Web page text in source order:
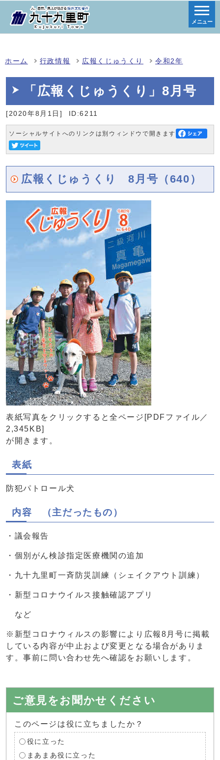
メニュー
ホーム 行政情報 広報くじゅうくり 令和2年
「広報くじゅうくり」8月号
[2020年8月1日] ID:6211
ソーシャルサイトへのリンクは別ウィンドウで開きます
広報くじゅうくり 8月号（640）
表紙写真をクリックすると全ページ[PDFファイル／
2,345KB]
が開きます。
表紙
防犯パトロール犬
内容 （主だったもの）
・議会報告
・個別がん検診指定医療機関の追加
・九十九里町一斉防災訓練（シェイクアウト訓練）
・新型コロナウイルス接触確認アプリ
など
※新型コロナウィルスの影響により広報8月号に掲載
している内容が中止および変更となる場合がありま
す。事前に問い合わせ先へ確認をお願いします。
ご意見をお聞かせください
このページは役に立ちましたか？
役に立った
まあまあ役に立った